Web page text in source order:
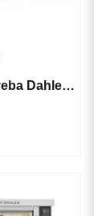
Pizzaugn Sveba Dahlen P-802D, 2-däck